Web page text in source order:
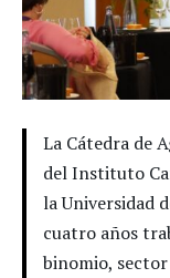
La Cátedra de
del Instituto
la Universidad
cuatro años
binomio,